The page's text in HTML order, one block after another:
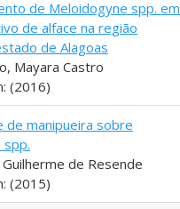
de Meloidogyne spp. em
de alface na região
de Alagoas
Mayara Castro
(2016)
de manipueira sobre
spp.
de Resende
(2015)